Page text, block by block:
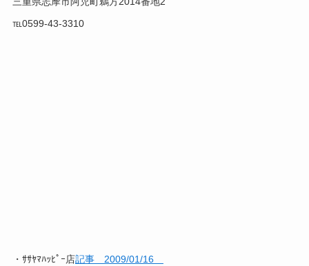
℡0599-43-3310
・ｻｻﾔﾏﾊｯﾋﾟｰ店記事 2009/01/16